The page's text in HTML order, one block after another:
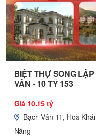
BIỆT THỰ SONG
VÂN - 10 TỶ 153
Giá 10.15 tỷ
Bạch Vân 11, Hoà
Nẵng